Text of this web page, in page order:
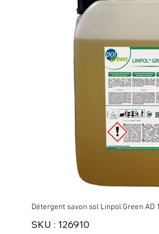
Détergent savon sol Linpol Green AD
SKU :
SKU
126910
126910